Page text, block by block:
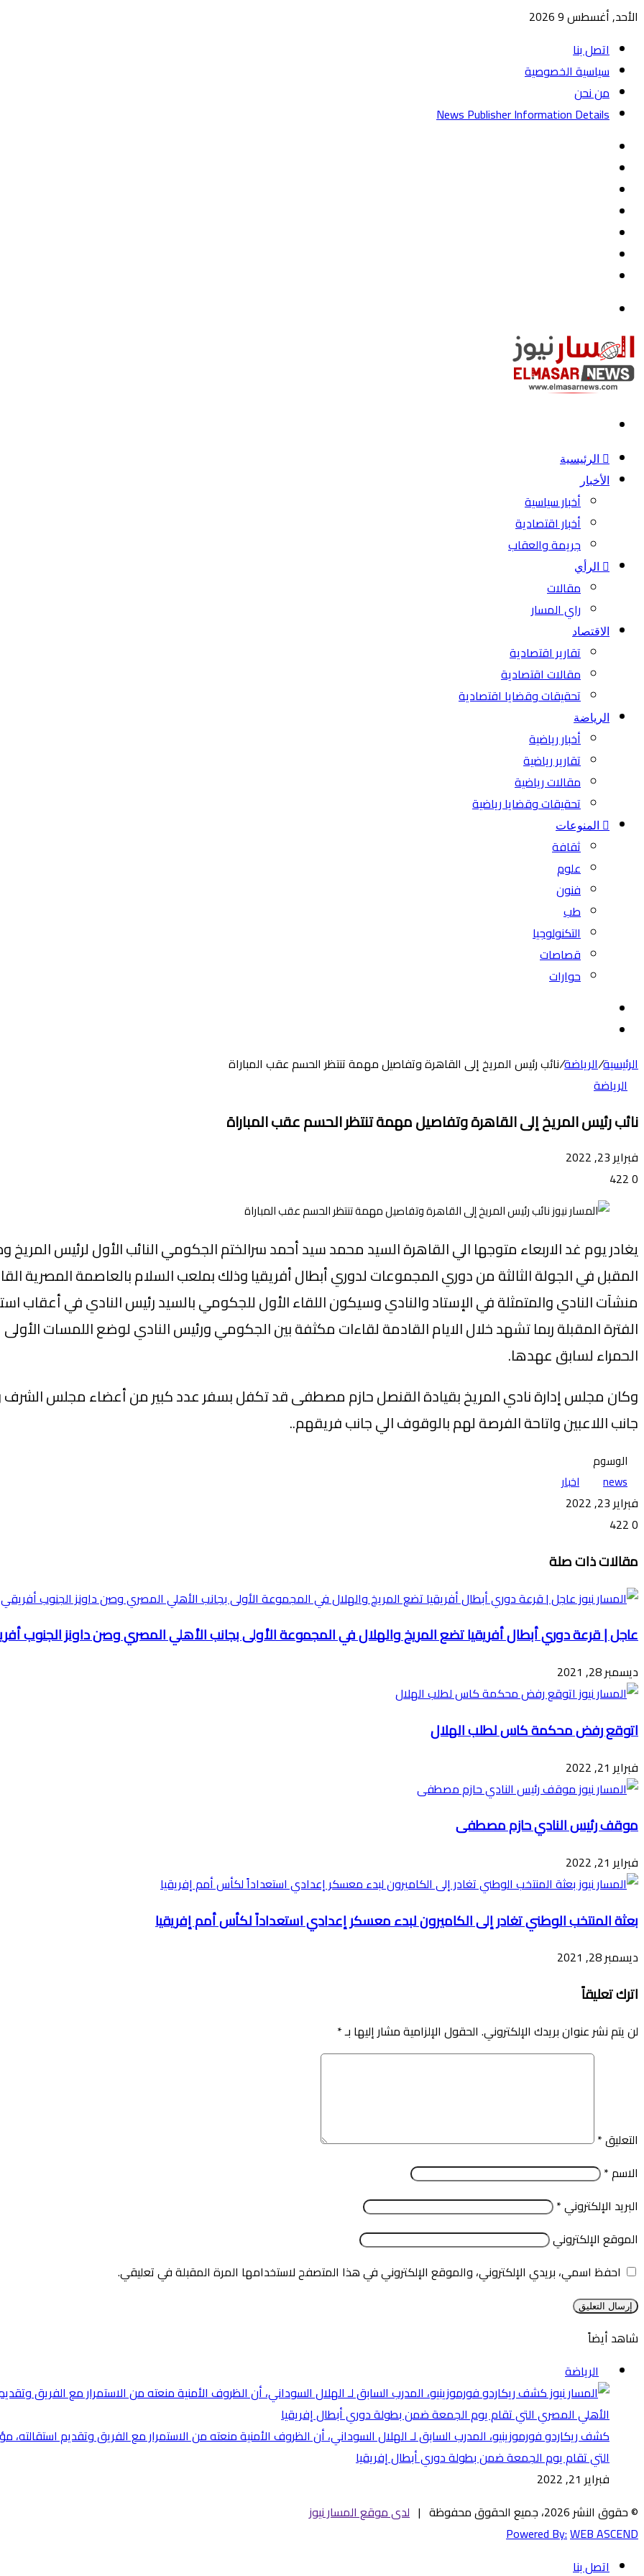
الأحد, أغسطس 9 2026
اتصل بنا
سياسية الخصوصية
من نحن
News Publisher Information Details
الرئيسية
الأخبار
أخبار سياسية
أخبار اقتصادية
جريمة والعقاب
الرأي
مقالات
راي المسار
الاقتصاد
تقارير اقتصادية
مقالات اقتصادية
تحقيقات وقضايا اقتصادية
الرياضة
أخبار رياضية
تقارير رياضية
مقالات رياضية
تحقيقات وقضايا رياضية
المنوعات
ثقافة
علوم
فنون
طب
التكنولوجيا
قصاصات
حوارات
الرئيسية/الرياضة/نائب رئيس المريخ إلى القاهرة وتفاصيل مهمة تنتظر الحسم عقب المباراة
الرياضة
نائب رئيس المريخ إلى القاهرة وتفاصيل مهمة تنتظر الحسم عقب المباراة
فبراير 23, 2022
0
يغادر يوم غد الاربعاء متوجها الي القاهرة السيد محمد سيد أحمد سرالختم الجكومي النائب الأول لرئيس
المقبل في الجولة الثالثة من دوري المجموعات لدوري أبطال أفريقيا وذلك بملعب السلام بالعاصمة المصرية
منشآت النادي والمتمثلة في الإستاد والنادي وسيكون اللقاء الأول للجكومي بالسيد رئيس النادي في أعقاب
الفترة المقبلة ربما تشهد خلال الايام القادمة لقاءات مكثفة بين الجكومي ورئيس النادي لوضع اللمسات
الحمراء لسابق عهدها.
وكان مجلس إدارة نادي المريخ بقيادة القنصل حازم مصطفى قد تكفل بسفر عدد كبير من أعضاء مجلس
جانب اللاعبين واتاحة الفرصة لهم بالوقوف الي جانب فريقهم..
الوسوم
news
اخبار
فبراير 23, 2022
0
عبر
البريد
مقالات ذات صلة
عاجل | قرعة دوري أبطال أفريقيا تضع المريخ والهلال في المجموعة الأولى بجانب الأهلي المصري وصن داونز الجنوب
ديسمبر 28, 2021
اتوقع رفض محكمة كاس لطلب الهلال
فبراير 21, 2022
موقف رئيس النادي حازم مصطفى
فبراير 21, 2022
بعثة المنتخب الوطني تغادر إلى الكاميرون لبدء معسكر إعدادي استعداداً لكأس أمم إفريقيا
ديسمبر 28, 2021
اترك تعليقاً
لن يتم نشر عنوان بريدك الإلكتروني. الحقول الإلزامية مشار إليها بـ*
التعليق*
الاسم*
البريد الإلكتروني*
الموقع الإلكتروني
احفظ اسمي، بريدي الإلكتروني، والموقع الإلكتروني في هذا المتصفح لاستخدامها المرة المقبلة في تعليقي.
شاهد أيضاً
الرياضة
كشف ريكاردو فورموزينيو، المدرب السابق لـ الهلال السوداني، أن الظروف الأمنية منعته من الاستمرار مع الفريق وتقديم
التي تقام يوم الجمعة ضمن بطولة دوري أبطال إفريقيا
فبراير 21, 2022
© حقوق النشر 2026، جميع الحقوق محفوظة |
لدى موقع المسار نيوز
Powered By:WEB ASCEND
اتصل بنا